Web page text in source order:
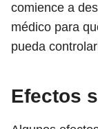
comience a
médico para
pueda
Efectos